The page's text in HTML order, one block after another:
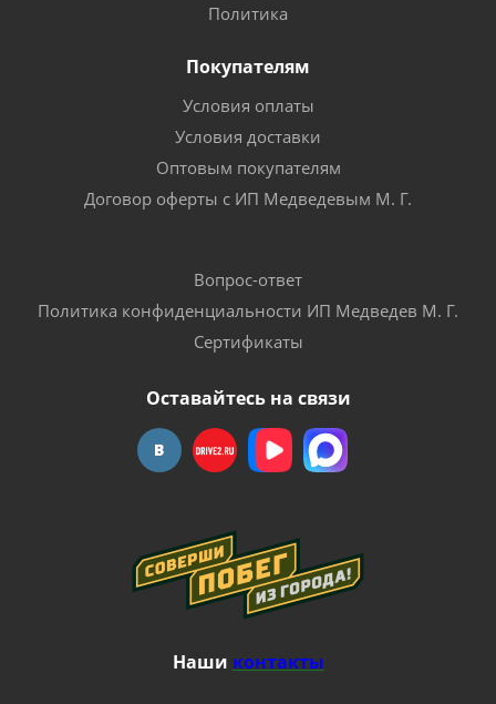
Политика
Покупателям
Условия оплаты
Условия доставки
Оптовым покупателям
Договор оферты с ИП Медведевым М. Г.
Вопрос-ответ
Политика конфиденциальности ИП Медведев М. Г.
Сертификаты
Оставайтесь на связи
Наши контакты